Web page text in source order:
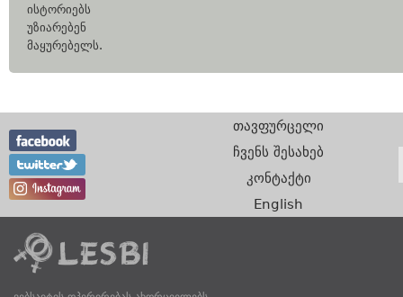
ისტორიებს
უზიარებენ
მაყურებელს.
თავფურცელი
ჩვენს შესახებ
კონტაქტი
English